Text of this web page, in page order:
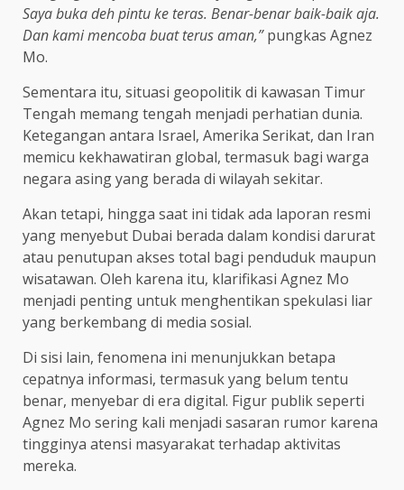
Saya buka deh pintu ke teras. Benar-benar baik-baik aja.
Dan kami mencoba buat terus aman,”pungkas Agnez
Mo.
Sementara itu, situasi geopolitik di kawasan Timur
Tengah memang tengah menjadi perhatian dunia.
Ketegangan antara Israel, Amerika Serikat, dan Iran
memicu kekhawatiran global, termasuk bagi warga
negara asing yang berada di wilayah sekitar.
Akan tetapi, hingga saat ini tidak ada laporan resmi
yang menyebut Dubai berada dalam kondisi darurat
atau penutupan akses total bagi penduduk maupun
wisatawan. Oleh karena itu, klarifikasi Agnez Mo
menjadi penting untuk menghentikan spekulasi liar
yang berkembang di media sosial.
Di sisi lain, fenomena ini menunjukkan betapa
cepatnya informasi, termasuk yang belum tentu
benar, menyebar di era digital. Figur publik seperti
Agnez Mo sering kali menjadi sasaran rumor karena
tingginya atensi masyarakat terhadap aktivitas
mereka.